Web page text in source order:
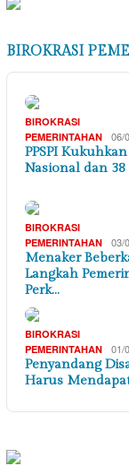
BIROKRASI
BIROKRASI
PEMERINTAHAN
06/
PPSPI
Nasional dan 38
BIROKRASI
PEMERINTAHAN
03/
Menaker
Langkah
Perk…
BIROKRASI
PEMERINTAHAN
01/
Penyandang
Harus